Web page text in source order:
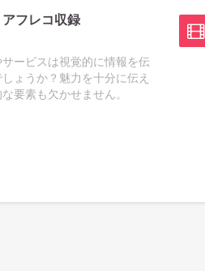
フレコ収録
ービスは視覚的に情報を伝
ょうか？魅力を十分に伝え
要素も欠かせません。